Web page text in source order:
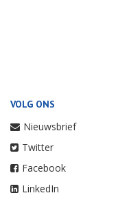
VOLG ONS
Nieuwsbrief
Twitter
Facebook
LinkedIn